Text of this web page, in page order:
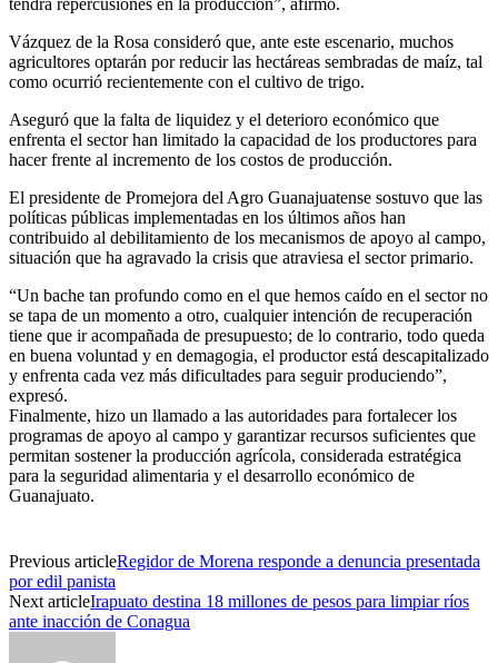
Vázquez de la Rosa consideró que, ante este escenario, muchos
agricultores optarán por reducir las hectáreas sembradas de maíz, tal
como ocurrió recientemente con el cultivo de trigo.
Aseguró que la falta de liquidez y el deterioro económico que
enfrenta el sector han limitado la capacidad de los productores para
hacer frente al incremento de los costos de producción.
El presidente de Promejora del Agro Guanajuatense sostuvo que las
políticas públicas implementadas en los últimos años han
contribuido al debilitamiento de los mecanismos de apoyo al campo,
situación que ha agravado la crisis que atraviesa el sector primario.
“Un bache tan profundo como en el que hemos caído en el sector no
se tapa de un momento a otro, cualquier intención de recuperación
tiene que ir acompañada de presupuesto; de lo contrario, todo queda
en buena voluntad y en demagogia, el productor está descapitalizado
y enfrenta cada vez más dificultades para seguir produciendo”,
expresó.
Finalmente, hizo un llamado a las autoridades para fortalecer los
programas de apoyo al campo y garantizar recursos suficientes que
permitan sostener la producción agrícola, considerada estratégica
para la seguridad alimentaria y el desarrollo económico de
Guanajuato.
Previous articleRegidor de Morena responde a denuncia presentada
por edil panista
Next articleIrapuato destina 18 millones de pesos para limpiar ríos
ante inacción de Conagua